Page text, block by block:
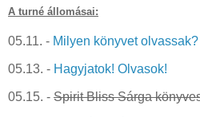
A turné állomásai:
05.11. - Milyen könyvet olvassak?
05.13. - Hagyjatok! Olvasok!
05.15. - Spirit Bliss Sárga